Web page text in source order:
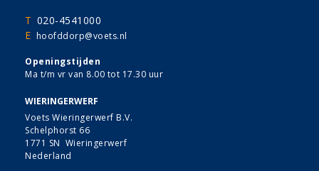
T 020-4541000
E hoofddorp@voets.nl
Openingstijden
Ma t/m vr van 8.00 tot 17.30 uur
WIERINGERWERF
Voets Wieringerwerf B.V.
Schelphorst 66
1771 SN Wieringerwerf
Nederland